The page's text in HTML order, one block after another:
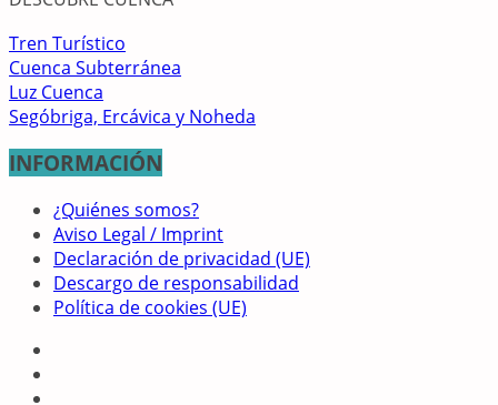
Tren Turístico
Cuenca Subterránea
Luz Cuenca
Segóbriga, Ercávica y Noheda
INFORMACIÓN
¿Quiénes somos?
Aviso Legal / Imprint
Declaración de privacidad (UE)
Descargo de responsabilidad
Política de cookies (UE)